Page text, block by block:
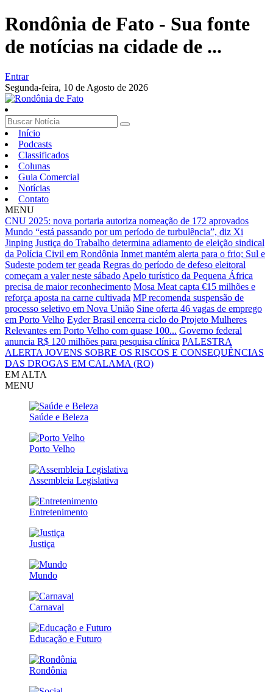
Rondônia de Fato - Sua fonte
de notícias na cidade de ...
Entrar
Segunda-feira, 10 de Agosto de 2026
Início
Podcasts
Classificados
Colunas
Guia Comercial
Notícias
Contato
MENU
CNU 2025: nova portaria autoriza nomeação de 172 aprovados
Mundo “está passando por um período de turbulência”, diz Xi
Jinping Justiça do Trabalho determina adiamento de eleição sindical
da Polícia Civil em Rondônia Inmet mantém alerta para o frio; Sul e
Sudeste podem ter geada Regras do período de defeso eleitoral
começam a valer neste sábado Apelo turístico da Pequena África
precisa de maior reconhecimento Mosa Meat capta €15 milhões e
reforça aposta na carne cultivada MP recomenda suspensão de
processo seletivo em Nova União Sine oferta 46 vagas de emprego
em Porto Velho Eyder Brasil encerra ciclo do Projeto Mulheres
Relevantes em Porto Velho com quase 100... Governo federal
anuncia R$ 120 milhões para pesquisa clínica PALESTRA
ALERTA JOVENS SOBRE OS RISCOS E CONSEQUÊNCIAS
DAS DROGAS EM CALAMA (RO)
EM ALTA
MENU
Saúde e Beleza
Porto Velho
Assembleia Legislativa
Entretenimento
Justiça
Mundo
Carnaval
Educação e Futuro
Rondônia